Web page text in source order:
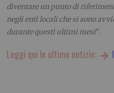
diventare un punto di
negli enti locali che si sono
durante questi ultimi mesi“.
Leggi qui le ultime notizie: